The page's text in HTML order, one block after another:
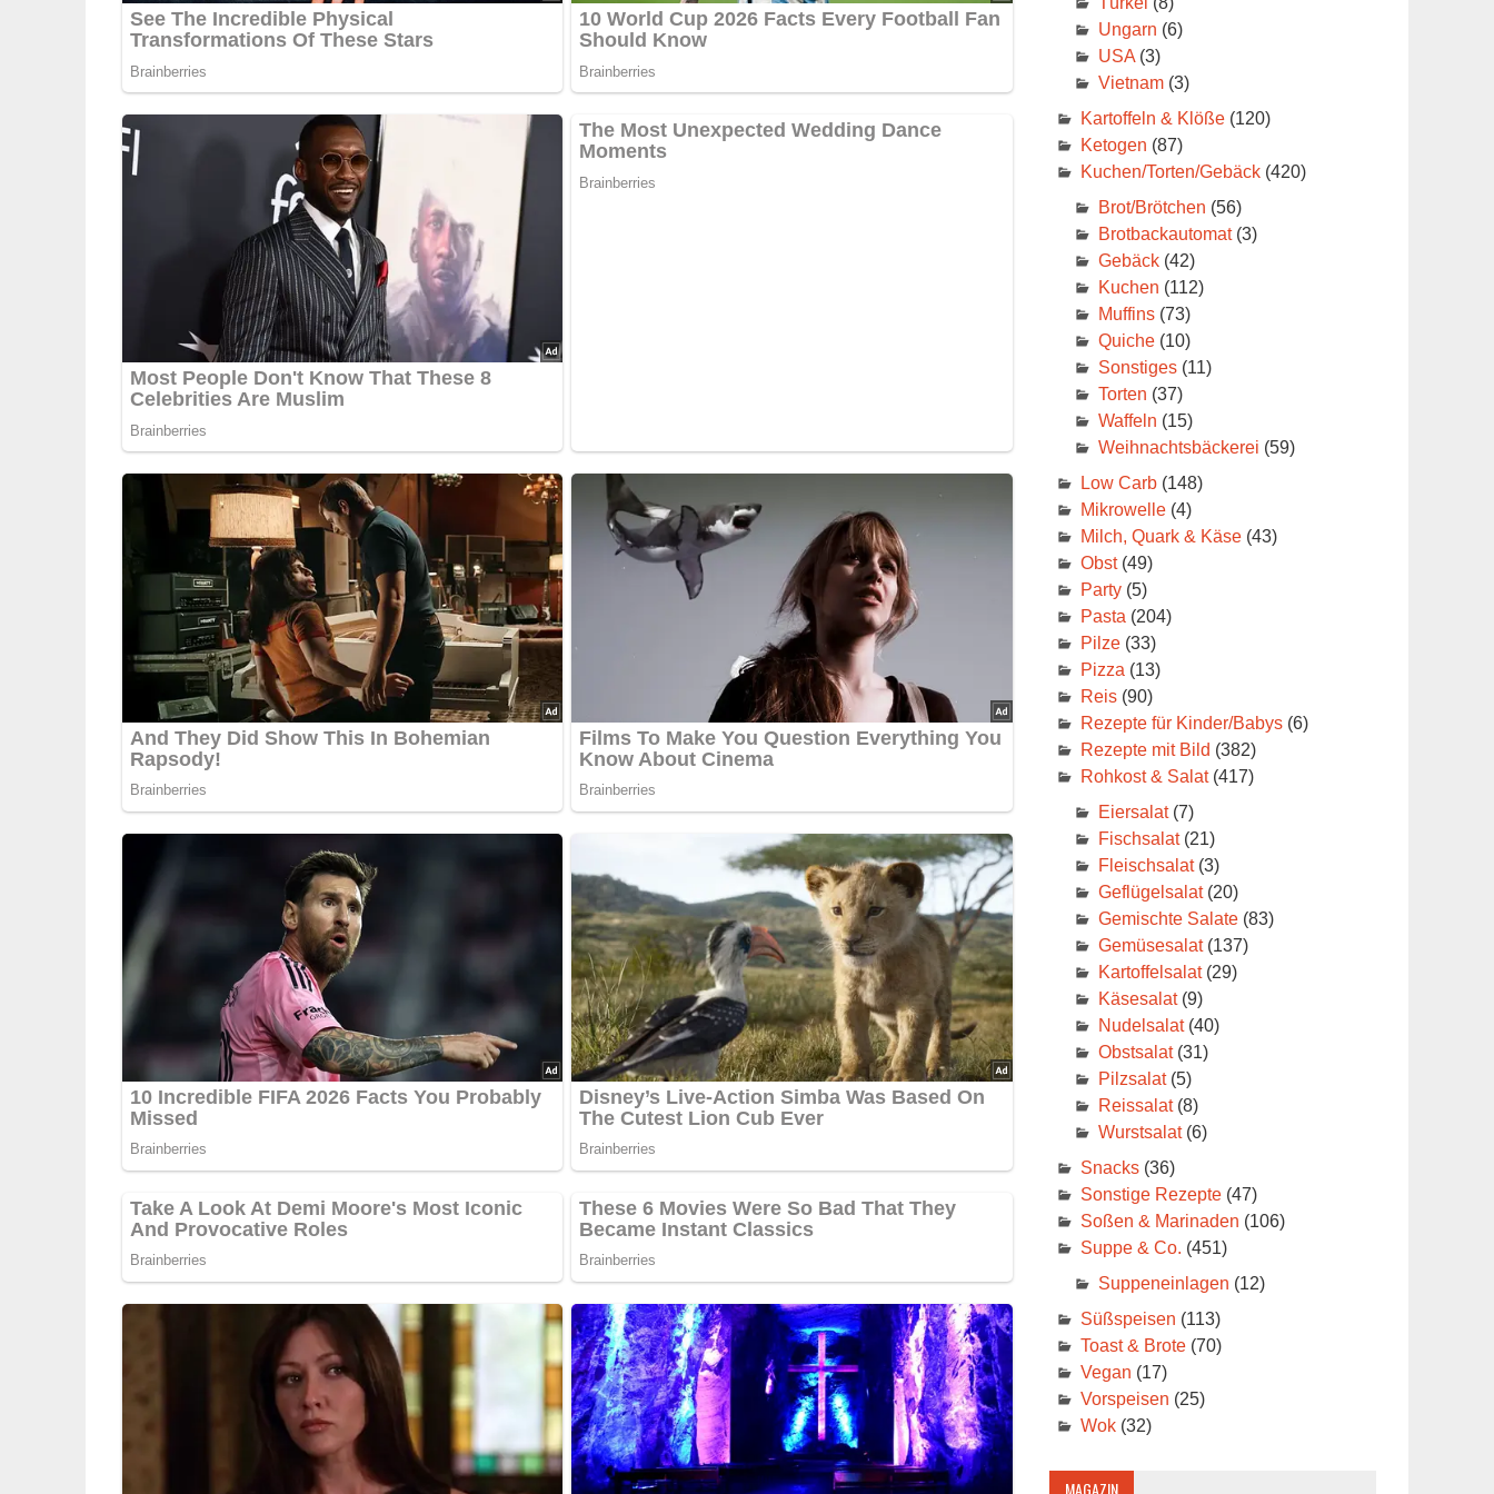
Ungarn (6)
USA(3)
Vietnam(3)
Kartoffeln & Klöße(120)
Ketogen (87)
Kuchen/Torten/Gebäck(420)
Brot/Brötchen (56)
Brotbackautomat(3)
Gebäck(42)
Kuchen (112)
Muffins(73)
Quiche(10)
Sonstiges(11)
Torten (37)
Waffeln (15)
Weihnachtsbäckerei (59)
Low Carb(148)
Mikrowelle(4)
Milch, Quark & Käse(43)
Obst(49)
Party(5)
Pasta (204)
Pilze(33)
Pizza (13)
Reis(90)
Rezepte für Kinder/Babys(6)
Rezepte mit Bild (382)
Rohkost & Salat(417)
Eiersalat(7)
Fischsalat(21)
Fleischsalat(3)
Geflügelsalat(20)
Gemischte Salate(83)
Gemüsesalat(137)
Kartoffelsalat(29)
Käsesalat(9)
Nudelsalat(40)
Obstsalat(31)
Pilzsalat(5)
Reissalat(8)
Wurstsalat(6)
Snacks(36)
Sonstige Rezepte(47)
Soßen & Marinaden (106)
Suppe & Co. (451)
Suppeneinlagen (12)
Süßspeisen (113)
Toast & Brote(70)
Vegan (17)
Vorspeisen (25)
Wok(32)